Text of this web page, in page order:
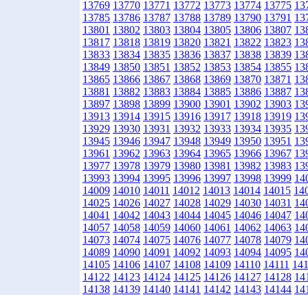
13769 13770 13771 13772 13773 13774 13775
13785 13786 13787 13788 13789 13790 13791
13801 13802 13803 13804 13805 13806 13807
13817 13818 13819 13820 13821 13822 13823
13833 13834 13835 13836 13837 13838 13839
13849 13850 13851 13852 13853 13854 13855
13865 13866 13867 13868 13869 13870 13871
13881 13882 13883 13884 13885 13886 13887
13897 13898 13899 13900 13901 13902 13903
13913 13914 13915 13916 13917 13918 13919
13929 13930 13931 13932 13933 13934 13935
13945 13946 13947 13948 13949 13950 13951
13961 13962 13963 13964 13965 13966 13967
13977 13978 13979 13980 13981 13982 13983
13993 13994 13995 13996 13997 13998 13999
14009 14010 14011 14012 14013 14014 14015
14025 14026 14027 14028 14029 14030 14031
14041 14042 14043 14044 14045 14046 14047
14057 14058 14059 14060 14061 14062 14063
14073 14074 14075 14076 14077 14078 14079
14089 14090 14091 14092 14093 14094 14095
14105 14106 14107 14108 14109 14110 14111
14122 14123 14124 14125 14126 14127 14128
14138 14139 14140 14141 14142 14143 14144